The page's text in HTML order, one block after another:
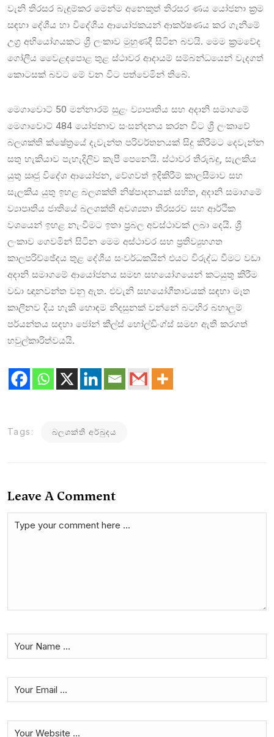
වැනි තිරසර බැඳුම්කර මෙන්ම අනෙකුත් තිරසර ණය යෝජනා ක්‍රම
සඳහා දේශීය හා විදේශීය ආයෝජකයන් ආකර්ෂණය කර ගැනීමේ
උග්‍ර අභියෝගයකට ශ්‍රී ලංකාව මුහුණදී සිටින බවයි. මෙම ක්‍රමවේද
ගෝලීය වෙ‍ෙළඳපොළ තුළ ස්ථාවර ආදායම් සම්බන්ධයෙන් වැදගත්
කොටසක් බවට මේ වන විට පත්වෙමින් තිබේ.
මෙගාවොට් 50 මන්නාරම් සුළං ව්‍යාපෘතිය සහ අදානි සමාගමේ
මෙගාවොට් 484 යෝජනාව සංසන්දනය කරන විට ශ්‍රී ලංකාවේ
බලශක්ති ක්ෂේත්‍රයේ දැවැන්ත පරිවර්තනයක් සිදු කිරීමට දෙවැන්න
සතු හැකියාව පැහැදිලිව කැපී පෙනෙයි. ස්ථාවර තීරුබදු, සැලකිය
යුතු ඍජු විදේශ ආයෝජන, වේගවත් ඉදිකිරීම් කාලසීමාව සහ
සැලකිය යුතු ඉහළ බලශක්ති නිෂ්පාදනයක් සහිත, අදානි සමාගමේ
ව්‍යාපෘතිය ජාතියේ බලශක්ති අවශ්‍යතා තිරසරව සහ ආර්ථික
වශයෙන් ඉහළ නැංවීමට ඉතා ප්‍රබල අවස්ථාවක් ලබා දෙයි. ශ්‍රී
ලංකාව ගෙවමින් සිටින මෙම අස්ථාවර සහ ප්‍රතිව්‍යුහගත
කාලපරිච්ඡේදය තුළ දේශීය සංවර්ධකයින් එයට විරුද්ධ වීමට වඩා
අදානි සමාගමේ ආයෝජනය සමඟ සහයෝගයෙන් කටයුතු කිරීම
වඩා ඥානවන්ත වනු ඇත. එවැනි සහයෝගීතාවයක් සඳහා මෑත
කාලීනව දිය හැකි හොඳම නිදසුනක් වන්නේ බටහිර බහාලුම්
පර්යන්තය සඳහා ජෝන් කීල්ස් හෝල්ඩිංග්ස් සමඟ ඇති කරගත්
හවුල්කාරිත්වයයි.
Tags: බලශක්ති අර්බුදය
Leave A Comment